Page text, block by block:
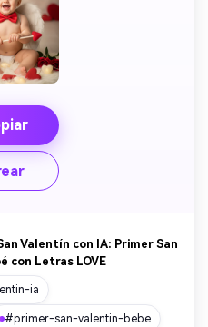
Valentín con IA: Primer San
con Letras LOVE
ia
#primer-san-valentin-bebe